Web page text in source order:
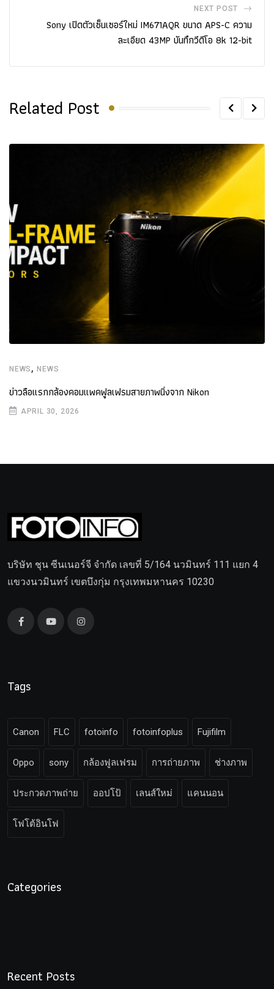
NEXT POST
Sony เปิดตัวเซ็นเซอร์ใหม่ IM671AQR ขนาด APS-C ความ
ละเอียด 43MP บันทึกวีดีโอ 8k 12-bit
Related Post
NEWS ,NEWS
ข่าวลือแรกกล้องคอมแพคฟูลเฟรมสายภาพนิ่งจาก Nikon
APRIL 30, 2026
บริษัท ชุน ซีนเนอร์จี จำกัด เลขที่ 5/164 นวมินทร์ 111 แยก 4
แขวงนวมินทร์ เขตบึงกุ่ม กรุงเทพมหานคร 10230
Tags
Canon FLC fotoinfo fotoinfoplus Fujifilm
Oppo sony กล้องฟูลเฟรม การถ่ายภาพ ช่างภาพ
ประกวดภาพถ่าย ออปโป้ เลนส์ใหม่ แคนนอน
โฟโต้อินโฟ
Categories
Recent Posts